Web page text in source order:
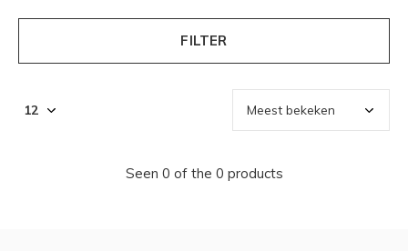
FILTER
Seen 0 of the 0 products